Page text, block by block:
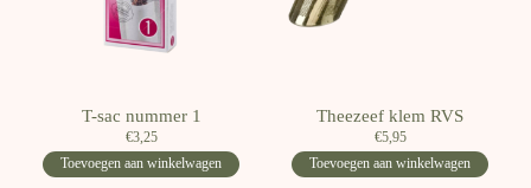
T-sac nummer 1
€3,25
Toevoegen aan winkelwagen
Theezeef klem RVS
€5,95
Toevoegen aan winkelwagen